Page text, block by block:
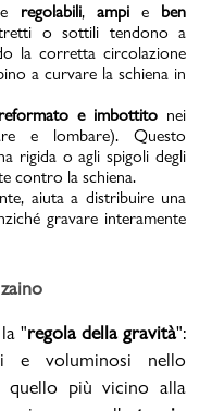
regolabili, ampie ben
o sottili tendono a
la corretta circolazione
a curvare la schiena in
e imbottito nei
e lombare). Questo
rigida o agli spigoli degli
contro la schiena.
aiuta a distribuire una
gravare interamente
"regola della gravità":
e voluminosi nello
quello più vicino alla